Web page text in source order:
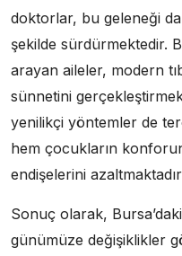
doktorlar, bu geleneği
şekilde sürdürmektedir.
arayan aileler, modern
sünnetini
yenilikçi yöntemler de
hem çocukların
endişelerini
Sonuç olarak,
günümüze değişiklikler